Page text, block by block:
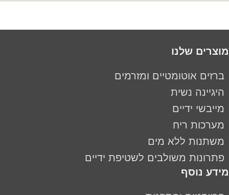
מוצרים שלנו
ברזים אוטומטיים ומזרמים
היגיינה נשית
מייבשי ידיים
מערכות ריח
משתנות ללא מים
פתרונות משולבים לשטיפת ידיים
מידע נוסף